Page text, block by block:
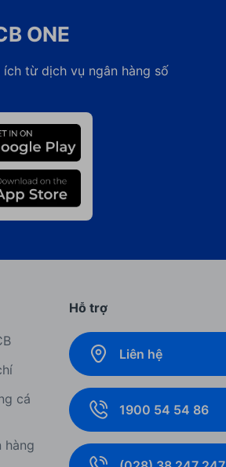
ONE
từ dịch vụ ngân hàng số
cá
hàng
Hỗ trợ
Liên hệ
1900 54 54 86